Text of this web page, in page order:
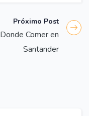
Próximo Post
Donde Comer en
Santander